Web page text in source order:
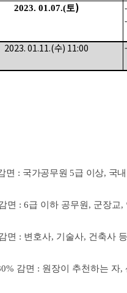
2023. 01.07.(토) -
-
2023. 01.11.(수) 11:00 -
면 : 국가공무원 5급 이상, 국
면 : 6급 이하 공무원, 군장교,
면 : 변호사, 기술사, 건축사
감면 : 원장이 추천하는 자,